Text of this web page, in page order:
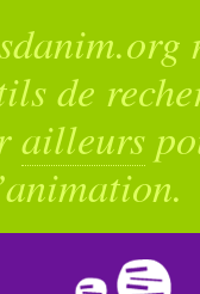
de
ailleurs